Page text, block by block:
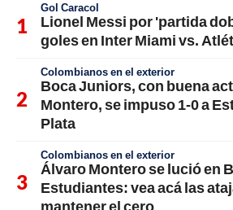
Gol Caracol
Lionel Messi por 'partida
goles en Inter Miami vs.
Colombianos en el exterior
Boca Juniors, con buena
Montero, se impuso 1-0 a
Plata
Colombianos en el exterior
Álvaro Montero se lució en
Estudiantes: vea acá las
mantener el cero